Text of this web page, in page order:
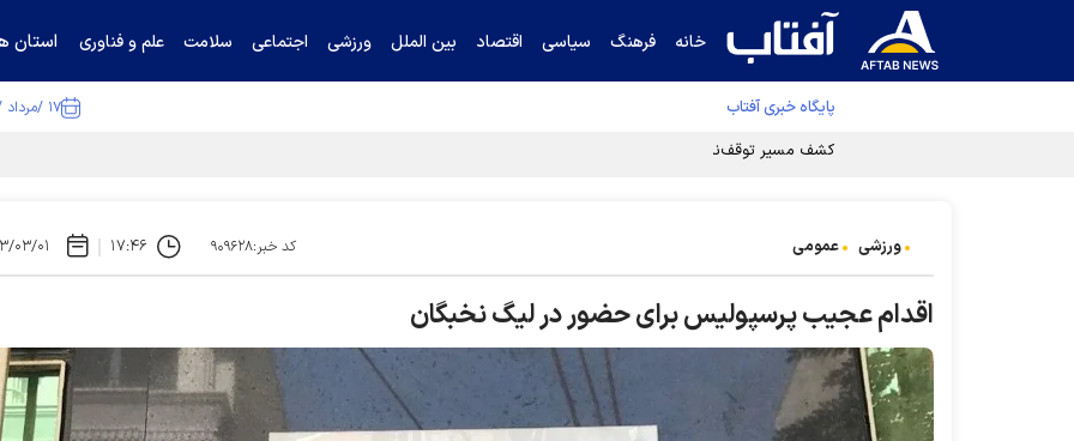
خانه فرهنگ سیاسی اقتصاد بین الملل ورزشی اجتماعی سلامت علم و فناوری استان
پایگاه خبری آفتاب ۱۷ /مرداد /۱۴۰۵
کشف مسیر توقف‌ناپذیری سلول‌های سرطانی
ورزشی عمومی کد خبر:۹۰۹۶۲۸ ۱۷:۴۶ ۱۴۰۳/
اقدام عجیب پرسپولیس برای حضور در لیگ نخبگان